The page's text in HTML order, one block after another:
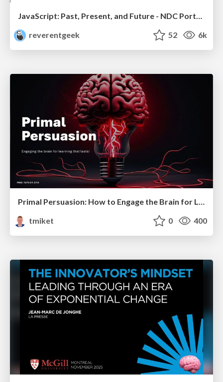
JavaScript: Past, Present, and Future - NDC Porto 2020
reverentgeek
52 6k
Primal Persuasion: How to Engage the Brain for Learning That Lasts
tmiket
0 400